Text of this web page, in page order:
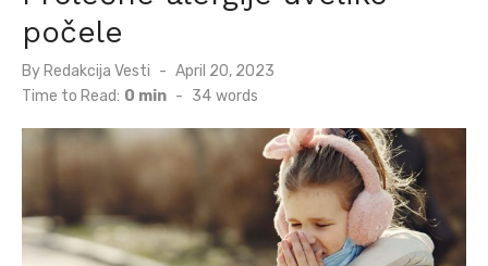
počele
By Redakcija Vesti
Posted
April 20, 2023
Time to Read: 0 min - 34 words